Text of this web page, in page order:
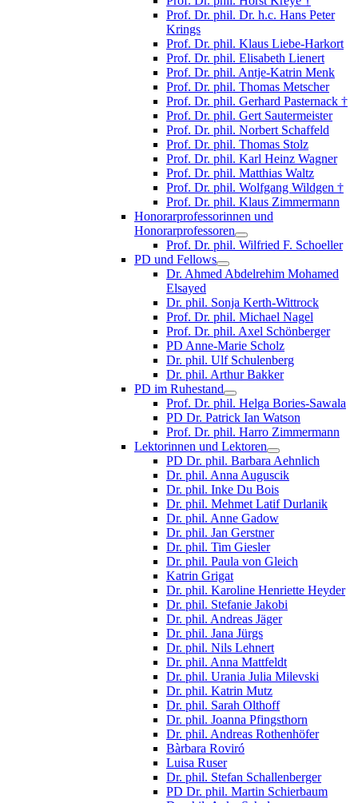
Prof. Dr. phil. Dr. h.c. Hans Peter
Krings
Prof. Dr. phil. Klaus Liebe-Harkort
Prof. Dr. phil. Elisabeth Lienert
Prof. Dr. phil. Antje-Katrin Menk
Prof. Dr. phil. Thomas Metscher
Prof. Dr. phil. Gerhard Pasternack †
Prof. Dr. phil. Gert Sautermeister
Prof. Dr. phil. Norbert Schaffeld
Prof. Dr. phil. Thomas Stolz
Prof. Dr. phil. Karl Heinz Wagner
Prof. Dr. phil. Matthias Waltz
Prof. Dr. phil. Wolfgang Wildgen †
Prof. Dr. phil. Klaus Zimmermann
Honorarprofessorinnen und
Honorarprofessoren
Prof. Dr. phil. Wilfried F. Schoeller
PD und Fellows
Dr. Ahmed Abdelrehim Mohamed
Elsayed
Dr. phil. Sonja Kerth-Wittrock
Prof. Dr. phil. Michael Nagel
Prof. Dr. phil. Axel Schönberger
PD Anne-Marie Scholz
Dr. phil. Ulf Schulenberg
Dr. phil. Arthur Bakker
PD im Ruhestand
Prof. Dr. phil. Helga Bories-Sawala
PD Dr. Patrick Ian Watson
Prof. Dr. phil. Harro Zimmermann
Lektorinnen und Lektoren
PD Dr. phil. Barbara Aehnlich
Dr. phil. Anna Auguscik
Dr. phil. Inke Du Bois
Dr. phil. Mehmet Latif Durlanik
Dr. phil. Anne Gadow
Dr. phil. Jan Gerstner
Dr. phil. Tim Giesler
Dr. phil. Paula von Gleich
Katrin Grigat
Dr. phil. Karoline Henriette Heyder
Dr. phil. Stefanie Jakobi
Dr. phil. Andreas Jäger
Dr. phil. Jana Jürgs
Dr. phil. Nils Lehnert
Dr. phil. Anna Mattfeldt
Dr. phil. Urania Julia Milevski
Dr. phil. Katrin Mutz
Dr. phil. Sarah Olthoff
Dr. phil. Joanna Pfingsthorn
Dr. phil. Andreas Rothenhöfer
Bàrbara Roviró
Luisa Ruser
Dr. phil. Stefan Schallenberger
PD Dr. phil. Martin Schierbaum